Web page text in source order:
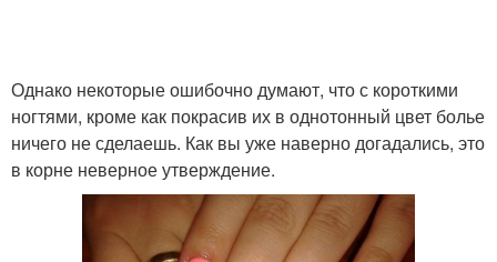
Однако некоторые ошибочно думают, что с короткими
ногтями, кроме как покрасив их в однотонный цвет болье
ничего не сделаешь. Как вы уже наверно догадались, это
в корне неверное утверждение.